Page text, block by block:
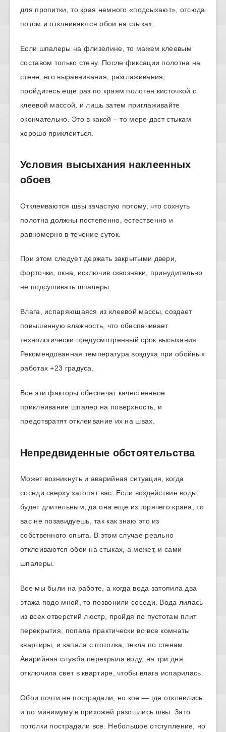
для пропитки, то края немного «подсыхают», отсюда
потом и отклеиваются обои на стыках.
Если шпалеры на флизелине, то мажем клеевым
составом только стену. После фиксации полотна на
стене, его выравнивания, разглаживания,
пройдитесь еще раз по краям полотен кисточкой с
клеевой массой, и лишь затем приглаживайте
окончательно. Это в какой – то мере даст стыкам
хорошо приклеиться.
Условия высыхания наклеенных
обоев
Отклеиваются швы зачастую потому, что сохнуть
полотна должны постепенно, естественно и
равномерно в течение суток.
При этом следует держать закрытыми двери,
форточки, окна, исключив сквозняки, принудительно
не подсушивать шпалеры.
Влага, испаряющаяся из клеевой массы, создает
повышенную влажность, что обеспечивает
технологически предусмотренный срок высыхания.
Рекомендованная температура воздуха при обойных
работах +23 градуса.
Все эти факторы обеспечат качественное
приклеивание шпалер на поверхность, и
предотвратят отклеивание их на швах.
Непредвиденные обстоятельства
Может возникнуть и аварийная ситуация, когда
соседи сверху затопят вас. Если воздействие воды
будет длительным, да она еще из горячего крана, то
вас не позавидуешь, так как знаю это из
собственного опыта. В этом случае реально
отклеиваются обои на стыках, а может, и сами
шпалеры.
Все мы были на работе, а когда вода затопила два
этажа подо мной, то позвонили соседи. Вода лилась
из всех отверстий люстр, пройдя по пустотам плит
перекрытия, попала практически во все комнаты
квартиры, и капала с потолка, текла по стенам.
Аварийная служба перекрыла воду, на три дня
отключила свет в квартире, чтобы влага испарилась.
Обои почти не пострадали, но кое — где отклеились
и по минимуму в прихожей разошлись швы. Зато
потолки пострадали все. Небольшое отступление, но